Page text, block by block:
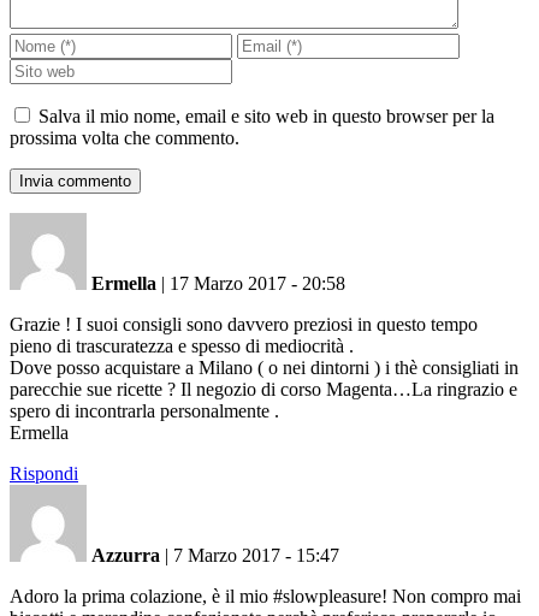
Salva il mio nome, email e sito web in questo browser per la
prossima volta che commento.
Ermella | 17 Marzo 2017 - 20:58
Grazie ! I suoi consigli sono davvero preziosi in questo tempo
pieno di trascuratezza e spesso di mediocrità .
Dove posso acquistare a Milano ( o nei dintorni ) i thè consigliati in
parecchie sue ricette ? Il negozio di corso Magenta…La ringrazio e
spero di incontrarla personalmente .
Ermella
Rispondi
Azzurra | 7 Marzo 2017 - 15:47
Adoro la prima colazione, è il mio #slowpleasure! Non compro mai